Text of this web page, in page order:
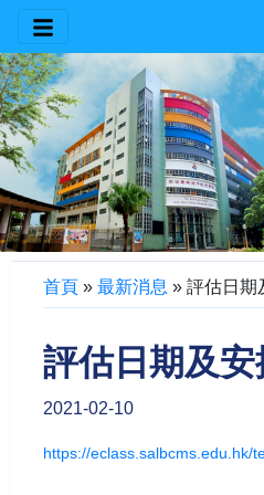
首頁 » 最新消息 » 評估日期
評估日期及
2021-02-10
https://eclass.salbcms.edu.hk/